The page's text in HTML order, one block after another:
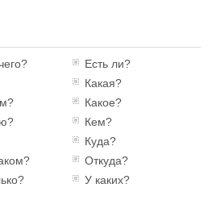
Есть ли?
Какая?
Какое?
Кем?
Куда?
Откуда?
У каких?